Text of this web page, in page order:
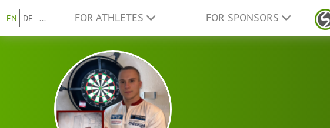
EN DE ... FOR ATHLETES FOR SPONSORS